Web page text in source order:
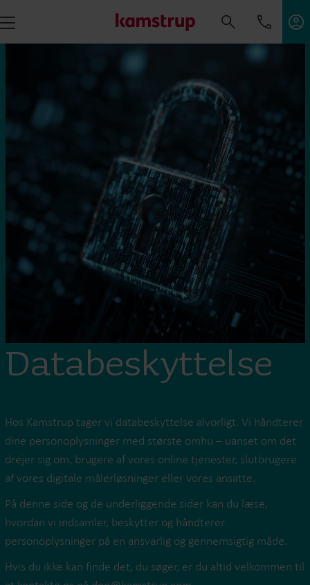
Databeskyttelse
Hos Kamstrup tager vi databeskyttelse alvorligt. Vi håndterer
dine personoplysninger med største omhu – uanset om det
drejer sig om, brugere af vores online tjenester, slutbrugere
af vores digitale målerløsninger eller vores ansatte.
På denne side og de underliggende sider kan du læse,
hvordan vi indsamler, beskytter og håndterer
personoplysninger på en ansvarlig og gennemsigtig måde.
Hvis du ikke kan finde det, du søger, er du altid velkommen til